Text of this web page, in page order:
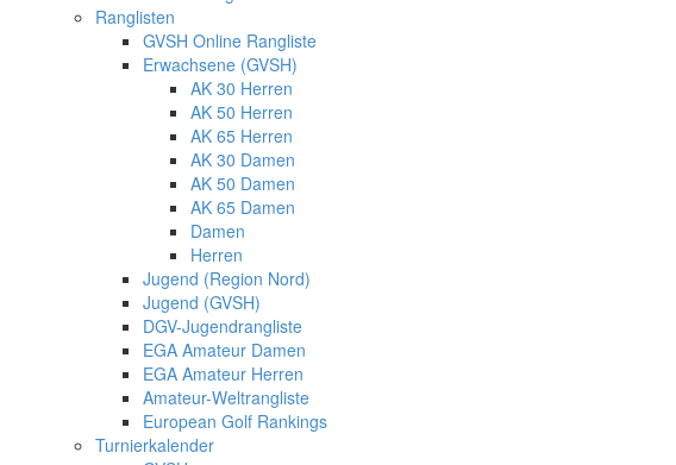
Ranglisten
GVSH Online Rangliste
Erwachsene (GVSH)
AK 30 Herren
AK 50 Herren
AK 65 Herren
AK 30 Damen
AK 50 Damen
AK 65 Damen
Damen
Herren
Jugend (Region Nord)
Jugend (GVSH)
DGV-Jugendrangliste
EGA Amateur Damen
EGA Amateur Herren
Amateur-Weltrangliste
European Golf Rankings
Turnierkalender